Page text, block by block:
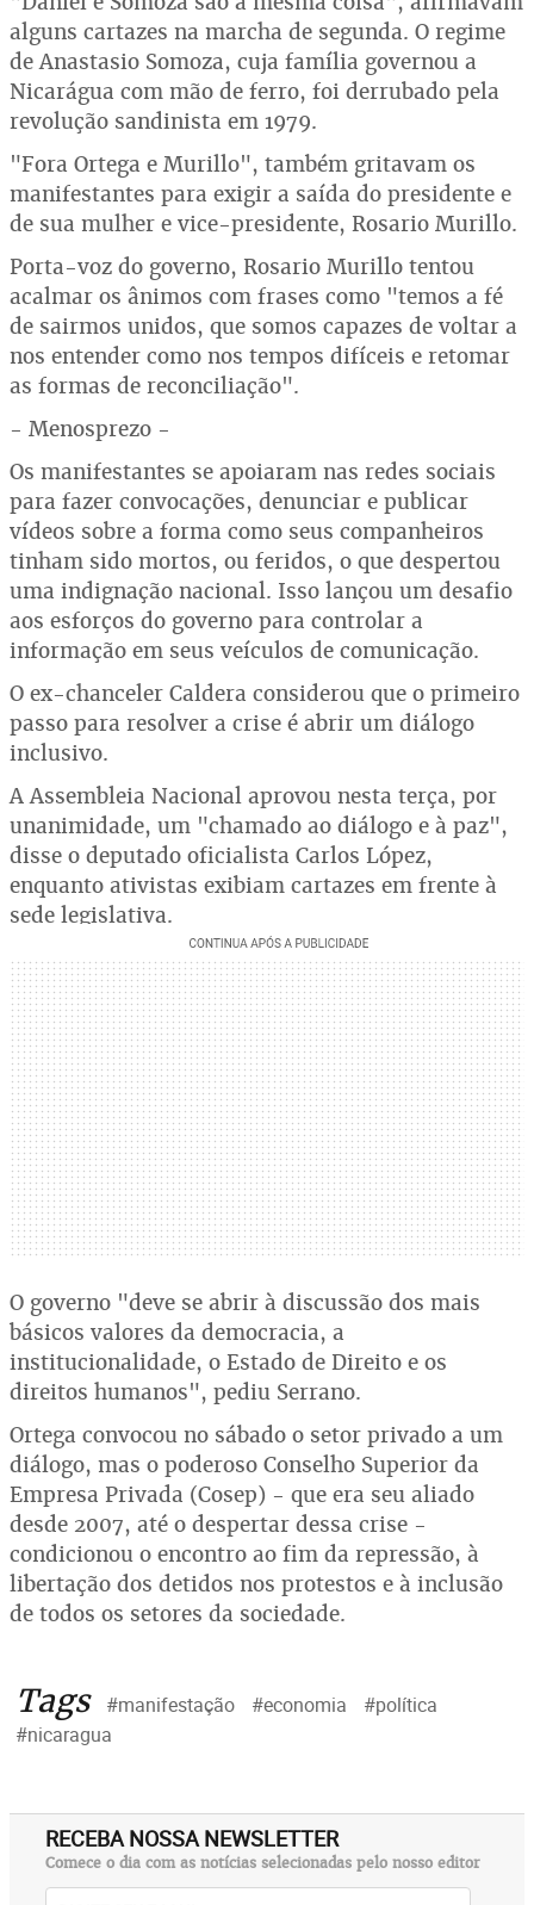
alguns cartazes na marcha de segunda. O regime
de Anastasio Somoza, cuja família governou a
Nicarágua com mão de ferro, foi derrubado pela
revolução sandinista em 1979.
"Fora Ortega e Murillo", também gritavam os
manifestantes para exigir a saída do presidente e
de sua mulher e vice-presidente, Rosario Murillo.
Porta-voz do governo, Rosario Murillo tentou
acalmar os ânimos com frases como "temos a fé
de sairmos unidos, que somos capazes de voltar a
nos entender como nos tempos difíceis e retomar
as formas de reconciliação".
- Menosprezo -
Os manifestantes se apoiaram nas redes sociais
para fazer convocações, denunciar e publicar
vídeos sobre a forma como seus companheiros
tinham sido mortos, ou feridos, o que despertou
uma indignação nacional. Isso lançou um desafio
aos esforços do governo para controlar a
informação em seus veículos de comunicação.
O ex-chanceler Caldera considerou que o primeiro
passo para resolver a crise é abrir um diálogo
inclusivo.
A Assembleia Nacional aprovou nesta terça, por
unanimidade, um "chamado ao diálogo e à paz",
disse o deputado oficialista Carlos López,
enquanto ativistas exibiam cartazes em frente à
sede legislativa.
O governo "deve se abrir à discussão dos mais
básicos valores da democracia, a
institucionalidade, o Estado de Direito e os
direitos humanos", pediu Serrano.
Ortega convocou no sábado o setor privado a um
diálogo, mas o poderoso Conselho Superior da
Empresa Privada (Cosep) - que era seu aliado
desde 2007, até o despertar dessa crise -
condicionou o encontro ao fim da repressão, à
libertação dos detidos nos protestos e à inclusão
de todos os setores da sociedade.
Tags #manifestação #economia
#política
#nicaragua
RECEBA NOSSA NEWSLETTER
Comece o dia com as notícias selecionadas pelo nosso editor